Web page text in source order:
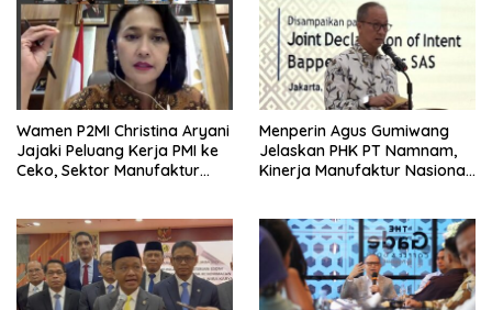
Wamen P2MI Christina Aryani
Jajaki Peluang Kerja PMI ke
Ceko, Sektor Manufaktur
Menperin Agus Gumiwang
Jelaskan PHK PT Namnam,
Kinerja Manufaktur Nasional